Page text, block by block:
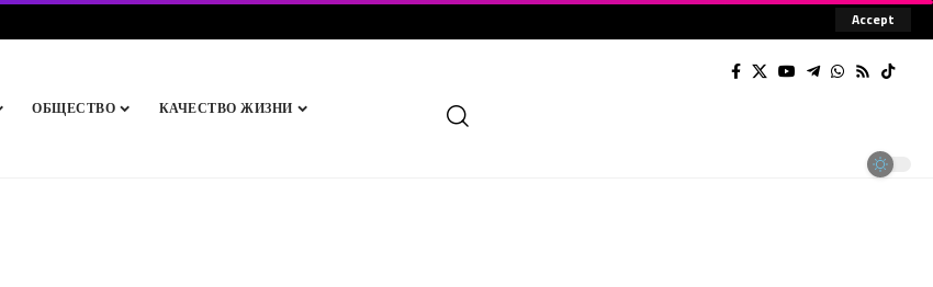
Accept
ОБЩЕСТВО КАЧЕСТВО ЖИЗНИ